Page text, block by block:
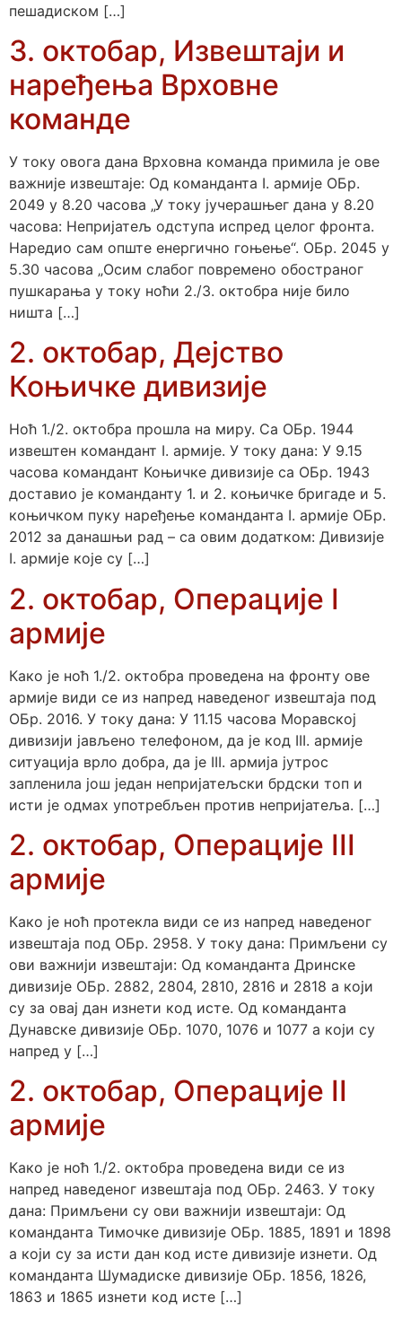
пешадиском […]
3. октобар, Извештаји и
наређења Врховне
команде
У току овога дана Врховна команда примила је ове
важније извештаје: Од команданта I. армије ОБр.
2049 у 8.20 часова „У току јучерашњег дана у 8.20
часова: Непријатељ одступа испред целог фронта.
Наредио сам опште енергично гоњење“. ОБр. 2045 у
5.30 часова „Осим слабог повремено обостраног
пушкарања у току ноћи 2./3. октобра није било
ништа […]
2. октобар, Дејство
Коњичке дивизије
Ноћ 1./2. октобра прошла на миру. Са ОБр. 1944
извештен командант I. армије. У току дана: У 9.15
часова командант Коњичке дивизије са ОБр. 1943
доставио је команданту 1. и 2. коњичке бригаде и 5.
коњичком пуку наређење команданта I. армије ОБр.
2012 за данашњи рад – са овим додатком: Дивизије
I. армије које су […]
2. октобар, Операције I
армије
Како је ноћ 1./2. октобра проведена на фронту ове
армије види се из напред наведеног извештаја под
ОБр. 2016. У току дана: У 11.15 часова Моравској
дивизији јављено телефоном, да је код III. армије
ситуација врло добра, да је III. армија јутрос
запленила још један непријатељски брдски топ и
исти је одмах употребљен против непријатеља. […]
2. октобар, Операције III
армије
Како је ноћ протекла види се из напред наведеног
извештаја под ОБр. 2958. У току дана: Примљени су
ови важнији извештаји: Од команданта Дринске
дивизије ОБр. 2882, 2804, 2810, 2816 и 2818 а који
су за овај дан изнети код исте. Од команданта
Дунавске дивизије ОБр. 1070, 1076 и 1077 а који су
напред у […]
2. октобар, Операције II
армије
Како је ноћ 1./2. октобра проведена види се из
напред наведеног извештаја под ОБр. 2463. У току
дана: Примљени су ови важнији извештаји: Од
команданта Тимочке дивизије ОБр. 1885, 1891 и 1898
а који су за исти дан код исте дивизије изнети. Од
команданта Шумадиске дивизије ОБр. 1856, 1826,
1863 и 1865 изнети код исте […]